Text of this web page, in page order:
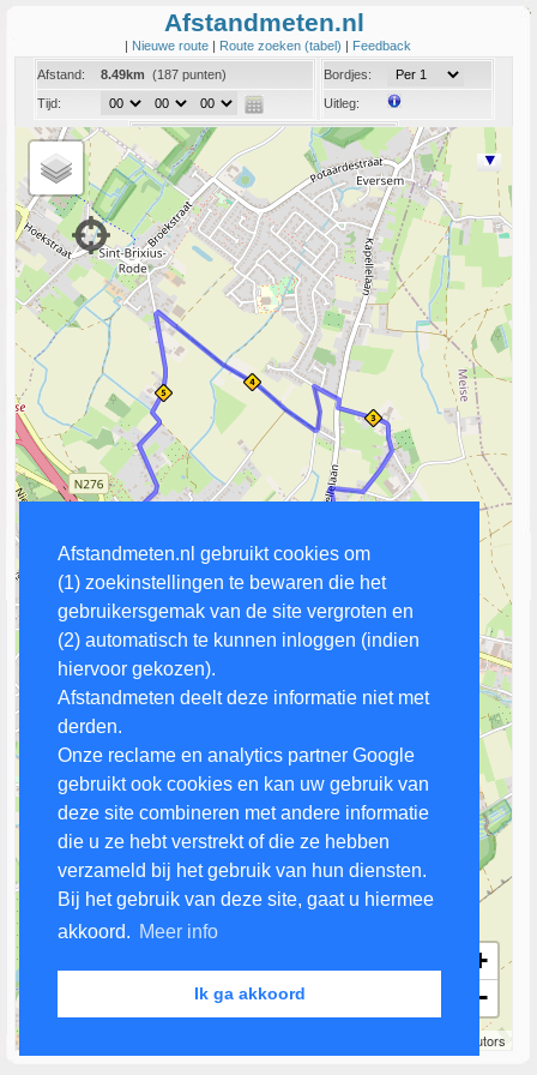
Afstandmeten.nl gebruikt cookies om
(1) zoekinstellingen te bewaren die het
gebruikersgemak van de site vergroten en
(2) automatisch te kunnen inloggen (indien
hiervoor gekozen).
Afstandmeten deelt deze informatie niet met
derden.
Onze reclame en analytics partner Google
gebruikt ook cookies en kan uw gebruik van
deze site combineren met andere informatie
die u ze hebt verstrekt of die ze hebben
verzameld bij het gebruik van hun diensten.
Bij het gebruik van deze site, gaat u hiermee
akkoord. Meer info
Ik ga akkoord
Afstandmeten.nl
| Nieuwe route | Route zoeken (tabel) | Feedback
Afstand:
8.49km (187 punten)
Tijd:
Bordjes:
Uitleg:
Coord:
Info:Link naar deze route
+
−
contributors